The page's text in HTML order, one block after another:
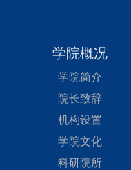
学院概况
学院简介
院长致辞
机构设置
学院文化
科研院所